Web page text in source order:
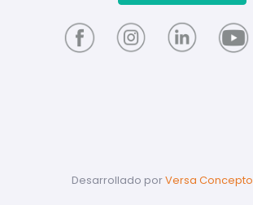
Desarrollado porVersa